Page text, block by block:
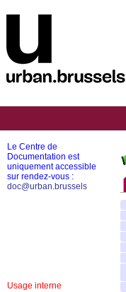
Le Centre de
Documentation est
uniquement accessible
sur rendez-vous :
doc@urban.brussels
Usage interne